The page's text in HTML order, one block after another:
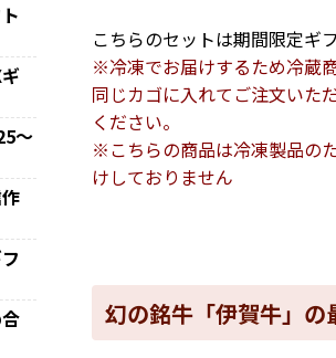
こちらのセットは期間限定ギフ
※冷凍でお届けするため冷蔵
同じカゴに入れてご注文いた
ください。
※こちらの商品は冷凍製品の
けしておりません
幻の銘牛「伊賀牛」の
～